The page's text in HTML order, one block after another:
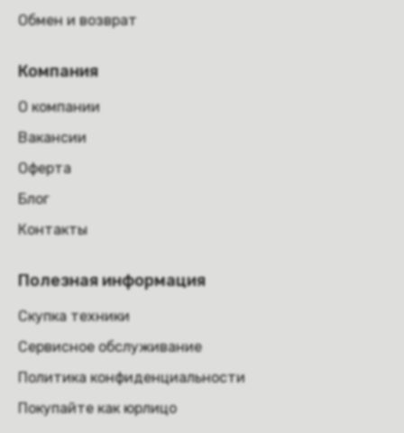
Обмен и возврат
Компания
О компании
Вакансии
Оферта
Блог
Контакты
Полезная информация
Скупка техники
Сервисное обслуживание
Политика конфиденциальности
Покупайте как юрлицо